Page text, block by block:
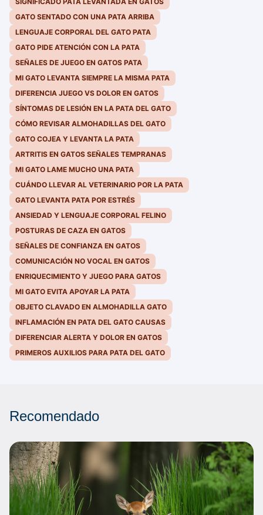
GATO SENTADO CON UNA PATA ARRIBA
LENGUAJE CORPORAL DEL GATO PATA
GATO PIDE ATENCIÓN CON LA PATA
SEÑALES DE JUEGO EN GATOS PATA
MI GATO LEVANTA SIEMPRE LA MISMA PATA
DIFERENCIA JUEGO VS DOLOR EN GATOS
SÍNTOMAS DE LESIÓN EN LA PATA DEL GATO
CÓMO REVISAR ALMOHADILLAS DEL GATO
GATO COJEA Y LEVANTA LA PATA
ARTRITIS EN GATOS SEÑALES TEMPRANAS
MI GATO LAME MUCHO UNA PATA
CUÁNDO LLEVAR AL VETERINARIO POR LA PATA
GATO LEVANTA PATA POR ESTRÉS
ANSIEDAD Y LENGUAJE CORPORAL FELINO
POSTURAS DE CAZA EN GATOS
SEÑALES DE CONFIANZA EN GATOS
COMUNICACIÓN NO VOCAL EN GATOS
ENRIQUECIMIENTO Y JUEGO PARA GATOS
MI GATO EVITA APOYAR LA PATA
OBJETO CLAVADO EN ALMOHADILLA GATO
INFLAMACIÓN EN PATA DEL GATO CAUSAS
DIFERENCIAR ALERTA Y DOLOR EN GATOS
PRIMEROS AUXILIOS PARA PATA DEL GATO
Recomendado